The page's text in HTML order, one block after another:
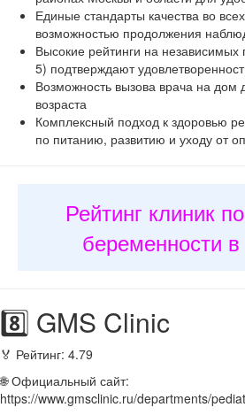
Единые стандарты качества во
возможностью продолжения
Высокие рейтинги на
5) подтверждают
Возможность вызова врача на дом
возраста
Комплексный подход к здоровью
по питанию, развитию и уходу от
Рейтинг клиник
беременности
8️⃣ GMS Clinic
🏅 Рейтинг: 4.79
🌐 Официальный сайт:
https://www.gmsclinic.ru/departments/